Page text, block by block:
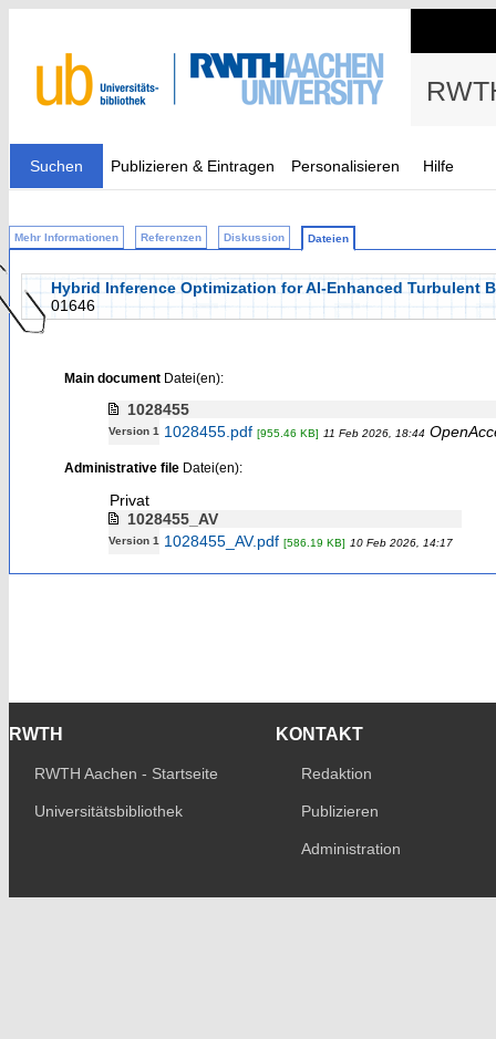
Suchen Publizieren & Eintragen Personalisieren Hilfe
Mehr Informationen Referenzen Diskussion Dateien
Hybrid Inference Optimization for AI-Enhanced Turbulent
01646
Main documentDatei(en):
1028455
Version 1 1028455.pdf [955.46 KB] 11 Feb 2026, 18:44
Administrative fileDatei(en):
Privat
1028455_AV
Version 1 1028455_AV.pdf [586.19 KB] 10 Feb 2026, 14:17
RWTH
RWTH Aachen - Startseite
Universitätsbibliothek
KONTAKT
Redaktion
Publizieren
Administration